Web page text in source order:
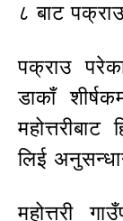
८ बाट
पक्राउ
डाकाँ
लिई
महोत्तरी